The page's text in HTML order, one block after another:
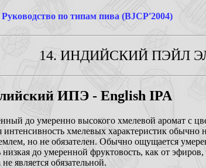
Руководство по типам пива (BJCP'2004)
14. ИНДИЙСКИЙ ПЭЙЛ
ИПЭ - English IPA
до умеренно высокого хмелевой аромат с
хмелевых характеристик
но не обязателен. Обычно ощущается
низкая до умеренной фруктовость, как от
является обязательной.